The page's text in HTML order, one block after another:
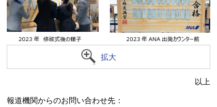
拡大
以上
報道機関からのお問い合わせ先：